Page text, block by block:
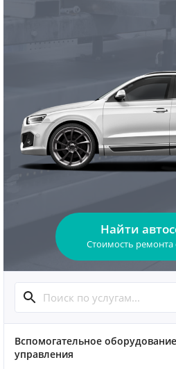
Найти
Стоимость ремонта
Вспомогательное
управления